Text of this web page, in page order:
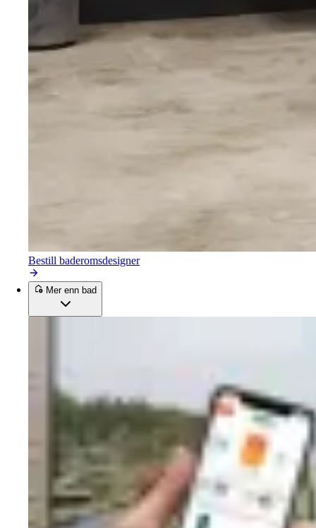
Bestill baderomsdesigner
Mer enn bad